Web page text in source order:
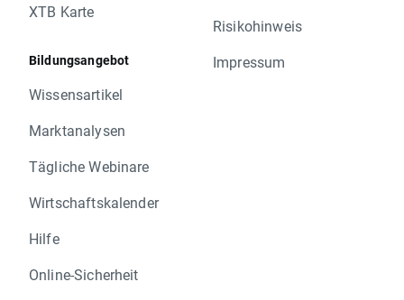
XTB Karte
Bildungsangebot
Wissensartikel
Marktanalysen
Tägliche Webinare
Wirtschaftskalender
Hilfe
Online-Sicherheit
Risikohinweis
Impressum